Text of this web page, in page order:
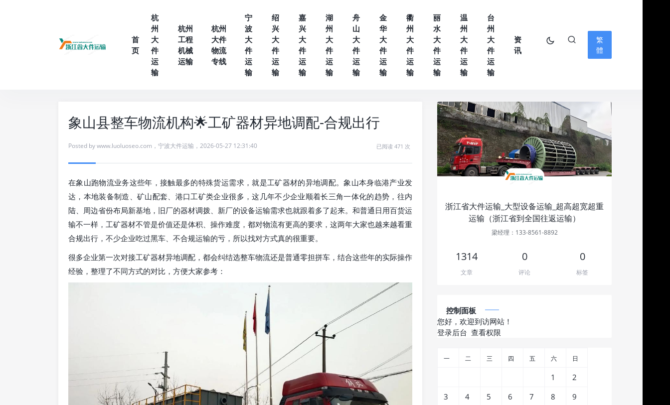
首
页
杭
州
大
件
运
输
杭州
工程
机械
运输
杭州
大件
物流
专线
宁
波
大
件
运
输
绍
兴
大
件
运
输
嘉
兴
大
件
运
输
湖
州
大
件
运
输
舟
山
大
件
运
输
金
华
大
件
运
输
衢
州
大
件
运
输
丽
水
大
件
运
输
温
州
大
件
运
输
台
州
大
件
运
输
资
讯
繁
體
象山县整车物流机构🌟工矿器材异地调配-合规出行
Posted bywww.luoluoseo.com ， 宁波大件运输 ， 2026-05-27 12:31:40 已阅读 471 次
在象山跑物流业务这些年，接触最多的特殊货运需求，就是工矿器材的异地调配。象山本身临港产业发
达，本地装备制造、矿山配套、港口工矿类企业很多，这几年不少企业顺着长三角一体化的趋势，往内
陆、周边省份布局新基地，旧厂的器材调拨、新厂的设备运输需求也就跟着多了起来。和普通日用百货运
输不一样，工矿器材不管是价值还是体积、操作难度，都对物流有更高的要求，这两年大家也越来越看重
合规出行，不少企业吃过黑车、不合规运输的亏，所以找对方式真的很重要。
很多企业第一次对接工矿器材异地调配，都会纠结选整车物流还是普通零担拼车，结合这些年的实际操作
经验，整理了不同方式的对比，方便大家参考：
浙江省大件运输_大型设备运输_超高超宽超重
运输（浙江省到全国往返运输）
梁经理：133-8561-8892
1314
文章
0
评论
0
标签
控制面板
您好，欢迎到访网站！
登录后台 查看权限
一 二 三 四 五 六 日
1
2
3
4 5 6 7 8
9